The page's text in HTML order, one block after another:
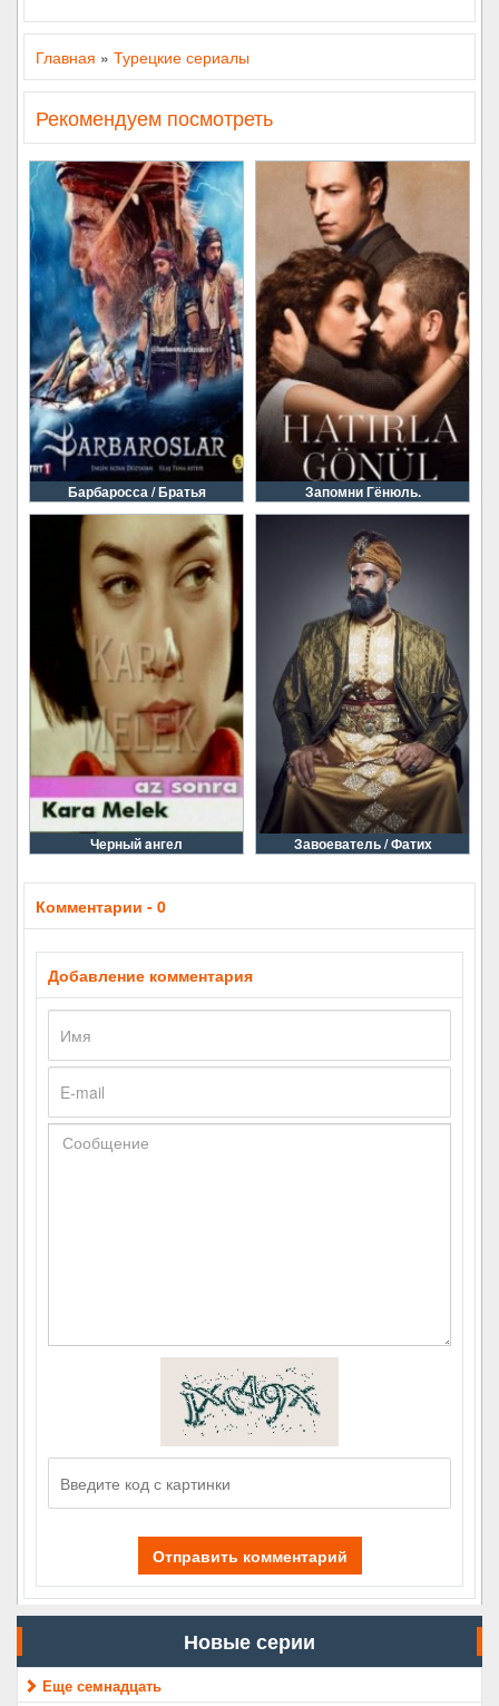
Главная » Турецкие сериалы
Рекомендуем посмотреть
Барбаросса / Братья Запомни Гёнюль.
Черный aнгел Завоеватель / Фатих
Комментарии - 0
Добавление комментария
Отправить комментарий
Новые серии
Еще семнадцать